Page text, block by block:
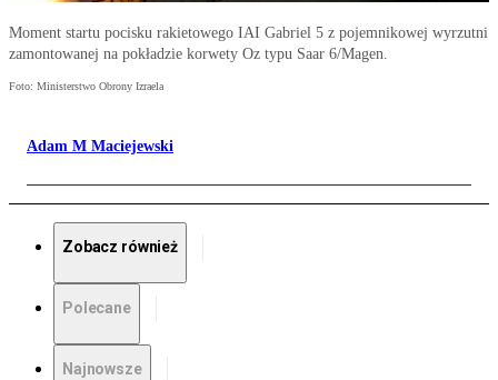
Moment startu pocisku rakietowego IAI Gabriel 5 z pojemnikowej wyrzutni
zamontowanej na pokładzie korwety Oz typu Saar 6/Magen.
Foto: Ministerstwo Obrony Izraela
Adam M Maciejewski
Zobacz również
Polecane
Najnowsze